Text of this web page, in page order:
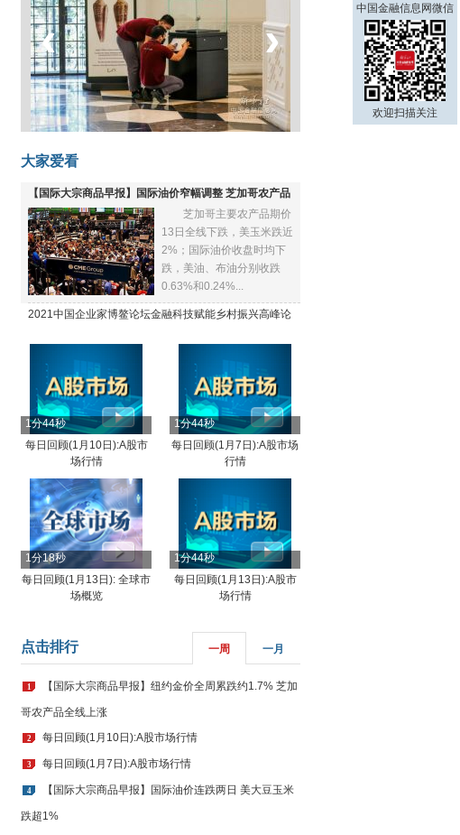
菲律宾：防疫降级
‹ ›
大家爱看
【国际大宗商品早报】国际油价窄幅调整 芝加哥农产品
全线下跌
芝加哥主要农产品期价
13日全线下跌，美玉米跌近
2%；国际油价收盘时均下
跌，美油、布油分别收跌
0.63%和0.24%...
2021中国企业家博鳌论坛金融科技赋能乡村振兴高峰论
1分44秒
每日回顾(1月10日):A股市
场行情
1分44秒
每日回顾(1月7日):A股市场
行情
1分18秒
每日回顾(1月13日): 全球市
场概览
1分44秒
每日回顾(1月13日):A股市
场行情
点击排行 一周 一月
1 【国际大宗商品早报】纽约金价全周累跌约1.7% 芝加
哥农产品全线上涨
2 每日回顾(1月10日):A股市场行情
3 每日回顾(1月7日):A股市场行情
4 【国际大宗商品早报】国际油价连跌两日 美大豆玉米
跌超1%
中国金融信息网微信
欢迎扫描关注